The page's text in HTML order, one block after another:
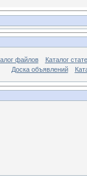
файлов
Каталог
Доска объявлений